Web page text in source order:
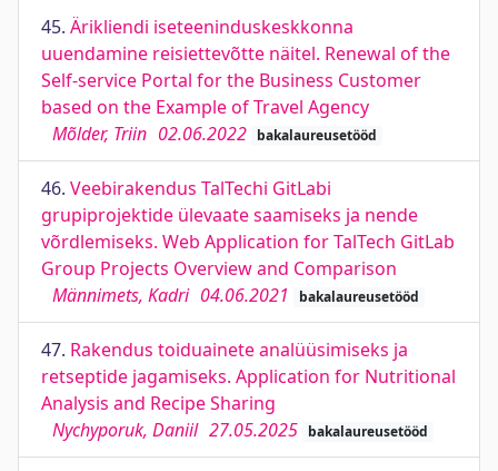
45. Ärikliendi iseteeninduskeskkonna
uuendamine reisiettevõtte näitel. Renewal of the
Self-service Portal for the Business Customer
based on the Example of Travel Agency
Mõlder, Triin 02.06.2022 bakalaureusetööd
46. Veebirakendus TalTechi GitLabi
grupiprojektide ülevaate saamiseks ja nende
võrdlemiseks. Web Application for TalTech GitLab
Group Projects Overview and Comparison
Männimets, Kadri 04.06.2021 bakalaureusetööd
47. Rakendus toiduainete analüüsimiseks ja
retseptide jagamiseks. Application for Nutritional
Analysis and Recipe Sharing
Nychyporuk, Daniil 27.05.2025 bakalaureusetööd